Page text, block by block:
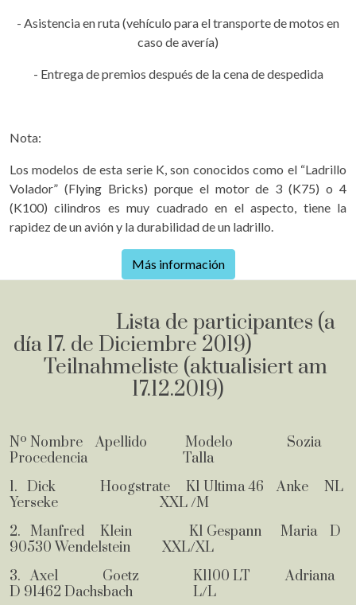
- Asistencia en ruta (vehículo para el transporte de motos en
caso de avería)
- Entrega de premios después de la cena de despedida
Nota:
Los modelos de esta serie K, son conocidos como el “Ladrillo
Volador” (Flying Bricks) porque el motor de 3 (K75) o 4
(K100) cilindros es muy cuadrado en el aspecto, tiene la
rapidez de un avión y la durabilidad de un ladrillo.
Más información
Lista de participantes (a
día 17. de Diciembre 2019)
Teilnahmeliste (aktualisiert am
17.12.2019)
Nº Nombre Apellido Modelo Sozia
Procedencia Talla
1. Dick Hoogstrate K1 Ultima 46 Anke NL
Yerseke XXL /M
2. Manfred Klein K1 Gespann Maria D
90530 Wendelstein XXL/XL
3. Axel Goetz K1100 LT Adriana
D 91462 Dachsbach L/L